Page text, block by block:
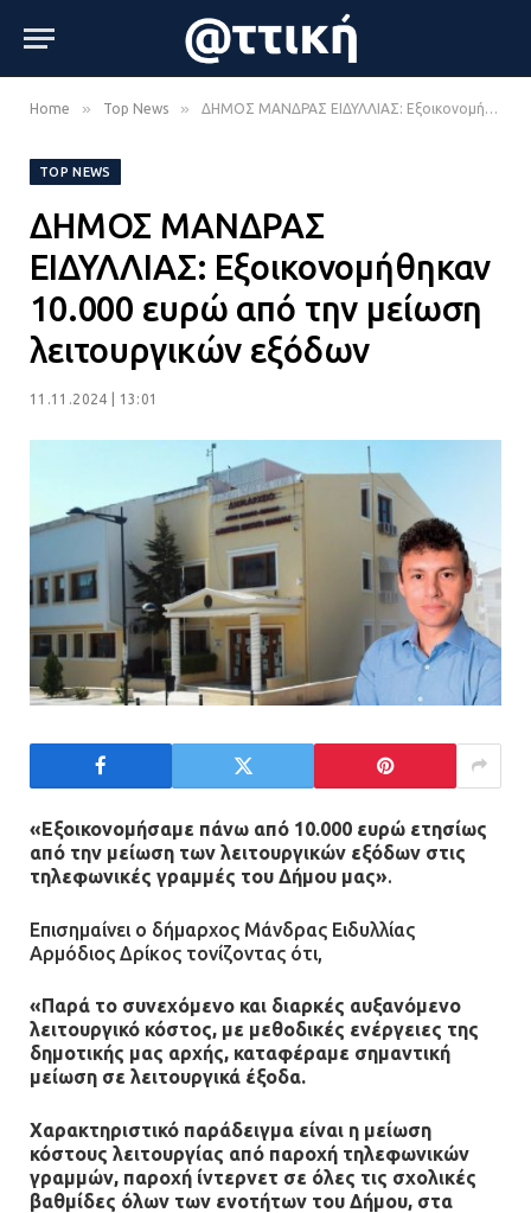
Home » Top News » ΔΗΜΟΣ ΜΑΝΔΡΑΣ ΕΙΔΥΛΛΙΑΣ: Εξοικονομήθηκαν 10.000 ευρώ από την μείωση λειτουργικών εξόδων
TOP NEWS
ΔΗΜΟΣ ΜΑΝΔΡΑΣ
ΕΙΔΥΛΛΙΑΣ: Εξοικονομήθηκαν
10.000 ευρώ από την μείωση
λειτουργικών εξόδων
11.11.2024 | 13:01
«Εξοικονομήσαμε πάνω από 10.000 ευρώ ετησίως
από την μείωση των λειτουργικών εξόδων στις
τηλεφωνικές γραμμές του Δήμου μας».
Επισημαίνει ο δήμαρχος Μάνδρας Ειδυλλίας
Αρμόδιος Δρίκος τονίζοντας ότι,
«Παρά το συνεχόμενο και διαρκές αυξανόμενο
λειτουργικό κόστος, με μεθοδικές ενέργειες της
δημοτικής μας αρχής, καταφέραμε σημαντική
μείωση σε λειτουργικά έξοδα.
Χαρακτηριστικό παράδειγμα είναι η μείωση
κόστους λειτουργίας από παροχή τηλεφωνικών
γραμμών, παροχή ίντερνετ σε όλες τις σχολικές
βαθμίδες όλων των ενοτήτων του Δήμου, στα